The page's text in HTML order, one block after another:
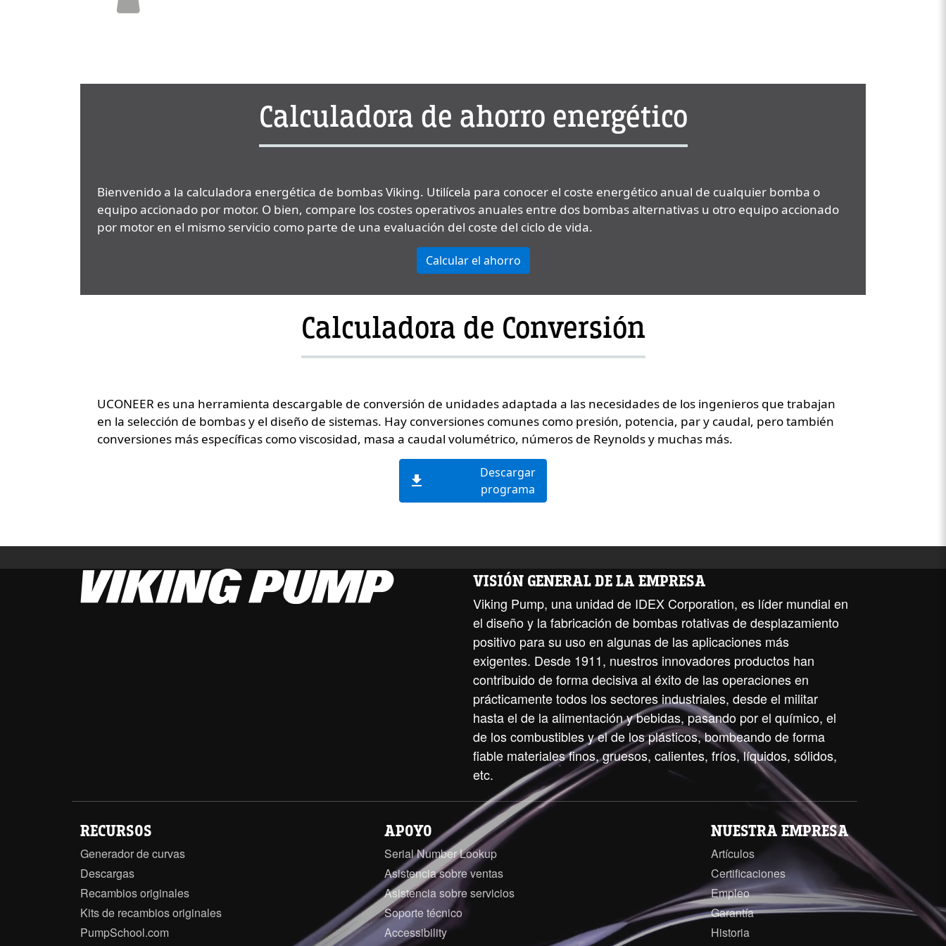
Calculadora de ahorro energético
Bienvenido a la calculadora energética de bombas Viking. Utilícela para conocer el coste energético anual de cualquier bomba o
equipo accionado por motor. O bien, compare los costes operativos anuales entre dos bombas alternativas u otro equipo accionado
por motor en el mismo servicio como parte de una evaluación del coste del ciclo de vida.
Calcular el ahorro
Calculadora de Conversión
UCONEER es una herramienta descargable de conversión de unidades adaptada a las necesidades de los ingenieros que trabajan
en la selección de bombas y el diseño de sistemas. Hay conversiones comunes como presión, potencia, par y caudal, pero también
conversiones más específicas como viscosidad, masa a caudal volumétrico, números de Reynolds y muchas más.
Descargar
programa
download
VISIÓN GENERAL DE LA EMPRESA
Viking Pump, una unidad de IDEX Corporation, es líder mundial en
el diseño y la fabricación de bombas rotativas de desplazamiento
positivo para su uso en algunas de las aplicaciones más
exigentes. Desde 1911, nuestros innovadores productos han
contribuido de forma decisiva al éxito de las operaciones en
prácticamente todos los sectores industriales, desde el militar
hasta el de la alimentación y bebidas, pasando por el químico, el
de los combustibles y el de los plásticos, bombeando de forma
fiable materiales finos, gruesos, calientes, fríos, líquidos, sólidos,
etc.
RECURSOS
Generador de curvas
Descargas
Recambios originales
Kits de recambios originales
PumpSchool.com
APOYO
Serial Number Lookup
Asistencia sobre ventas
Asistencia sobre servicios
Soporte técnico
Accessibility
NUESTRA EMPRESA
Artículos
Certificaciones
Empleo
Garantía
Historia